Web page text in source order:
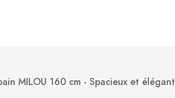
MILOU 160 cm - Spacieux et élégant